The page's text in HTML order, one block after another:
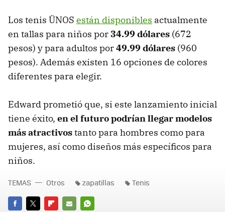
Los tenis ÜNOS están disponibles actualmente
en tallas para niños por34.99 dólares (672
pesos) y para adultos por49.99 dólares (960
pesos). Además existen 16 opciones de colores
diferentes para elegir.
Edward prometió que, si este lanzamiento inicial
tiene éxito, en el futuro podrían llegar modelos
más atractivostanto para hombres como para
mujeres, así como diseños más específicos para
niños.
TEMAS Otros zapatillas Tenis